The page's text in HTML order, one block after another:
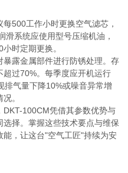
500工作小时更换空气滤芯，
系统应使用型号压缩机油，
时定期更换。
露金属部件进行防锈处理。存
过70%。每季度应开机运行
排气量下降10%或噪音异常增
。
DKT-100CM凭借其参数优势与
择。掌握这些技术要点与维保
，让这台"空气工匠"持续为安